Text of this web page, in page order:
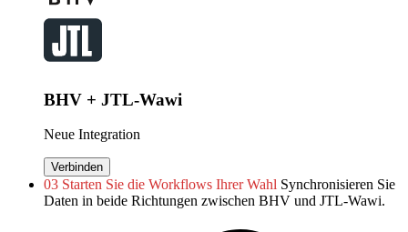
BHV + JTL-Wawi
Neue Integration
Verbinden
03 Starten Sie die Workflows Ihrer Wahl Synchronisieren Sie
Daten in beide Richtungen zwischen BHV und JTL-Wawi.